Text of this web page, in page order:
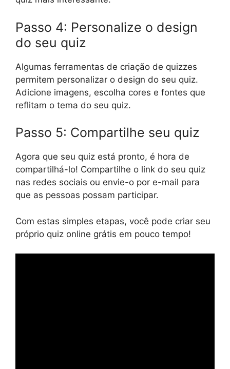
Passo 4: Personalize o design
do seu quiz
Algumas ferramentas de criação de quizzes
permitem personalizar o design do seu quiz.
Adicione imagens, escolha cores e fontes que
reflitam o tema do seu quiz.
Passo 5: Compartilhe seu quiz
Agora que seu quiz está pronto, é hora de
compartilhá-lo! Compartilhe o link do seu quiz
nas redes sociais ou envie-o por e-mail para
que as pessoas possam participar.
Com estas simples etapas, você pode criar seu
próprio quiz online grátis em pouco tempo!